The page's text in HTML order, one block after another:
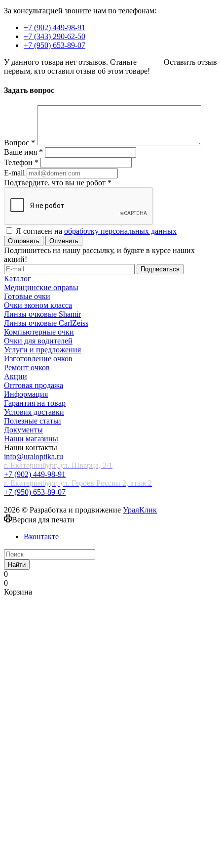
За консультацией звоните нам по телефонам:
+7 (902) 449-98-91
+7 (343) 290-62-50
+7 (950) 653-89-07
Оставить отзыв
У данного товара нет отзывов. Станьте
первым, кто оставил отзыв об этом товаре!
Задать вопрос
Вопрос *
Ваше имя *
Телефон *
E-mail
Подтвердите, что вы не робот *
Я согласен на обработку персональных данных
Отменить
Подпишитесь на нашу рассылку, и будьте в курсе наших
акций!
Каталог
Медицинские оправы
Готовые очки
Очки эконом класса
Линзы очковые Shamir
Линзы очковые CarlZeiss
Компьютерные очки
Очки для водителей
Услуги и предложения
Изготовление очков
Ремонт очков
Акции
Оптовая продажа
Информация
Гарантия на товар
Условия доставки
Полезные статьи
Документы
Наши магазины
Наши контакты
info@uraloptika.ru
г. Екатеринбург, ул. Шварца, 2/1
+7 (902) 449-98-91
г. Екатеринбург, ул. Героев России 2, этаж 2
+7 (950) 653-89-07
2026 © Разработка и продвижение УралКлик
Версия для печати
Вконтакте
Найти
0
0
Корзина